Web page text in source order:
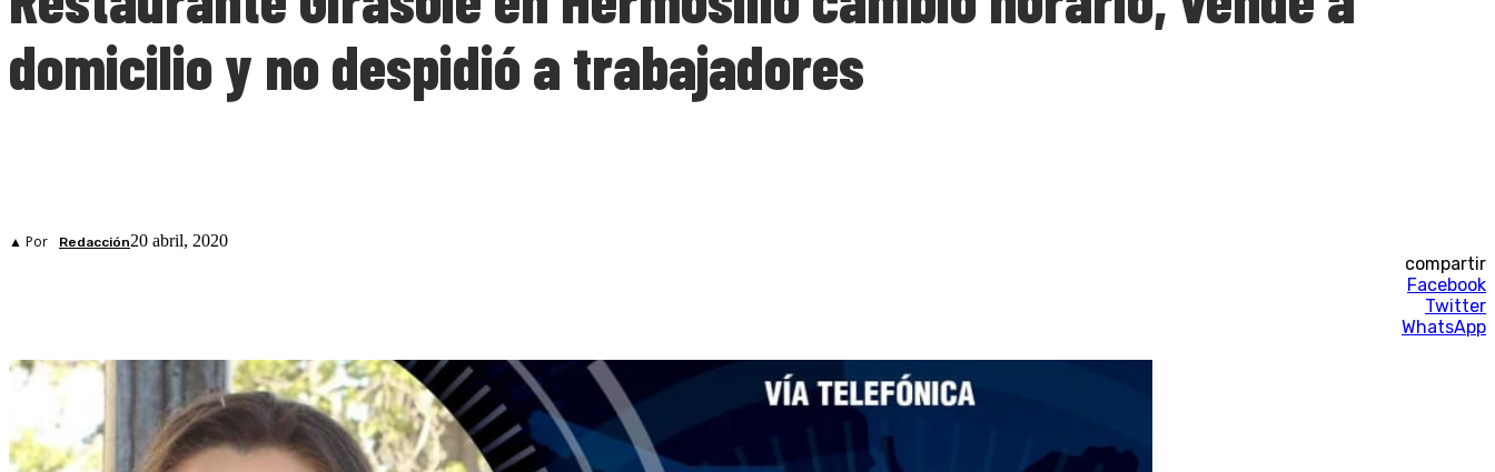
domicilio y no despidió a trabajadores
▲ Por Redacción20 abril, 2020
compartir
Facebook
Twitter
WhatsApp